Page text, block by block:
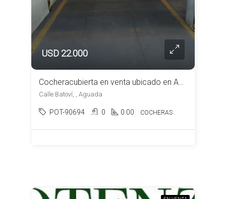
USD 22.000
Cocheracubierta en venta ubicado en Aguada
Calle Batoví, , Aguada
POT-90694 0 0.00 COCHERAS